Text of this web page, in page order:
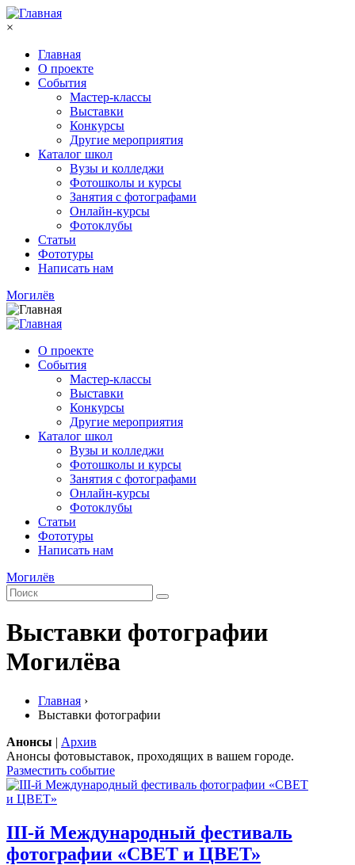
Перейти к основному содержанию
×
Главная
О проекте
События
Мастер-классы
Выставки
Конкурсы
Другие мероприятия
Каталог школ
Вузы и колледжи
Фотошколы и курсы
Занятия с фотографами
Онлайн-курсы
Фотоклубы
Статьи
Фототуры
Написать нам
Могилёв
О проекте
События
Мастер-классы
Выставки
Конкурсы
Другие мероприятия
Каталог школ
Вузы и колледжи
Фотошколы и курсы
Занятия с фотографами
Онлайн-курсы
Фотоклубы
Статьи
Фототуры
Написать нам
Могилёв
Выставки фотографии
Могилёва
Главная ›
Выставки фотографии
Анонсы | Архив
Анонсы фотовыставок, проходящих в вашем городе.
Разместить событие
III-й Международный фестиваль
фотографии «СВЕТ и ЦВЕТ»